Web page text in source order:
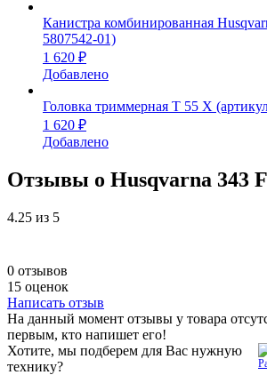
Канистра комбинированная
5807542-01)
1 620 ₽
Добавлено
Головка триммерная T 55 Х
1 620 ₽
Добавлено
Отзывы о Husqvarna 343 F
4.25 из 5
0 отзывов
15 оценок
Написать отзыв
На данный момент отзывы у товара
первым, кто напишет его!
Хотите, мы подберем для Вас нужную
технику?